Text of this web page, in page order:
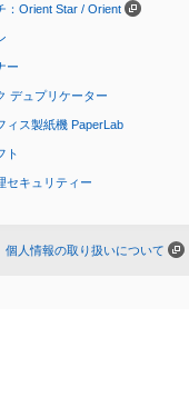
：Orient Star / Orient
ー
デュプリケーター
ィス製紙機 PaperLab
ト
セキュリティー
個人情報の取り扱いについて